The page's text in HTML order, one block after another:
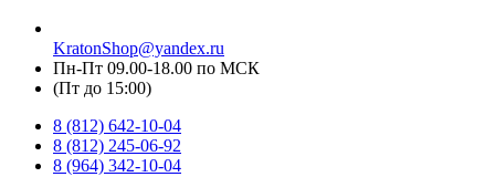
KratonShop@yandex.ru
Пн-Пт 09.00-18.00 по МСК
(Пт до 15:00)
8 (812) 642-10-04
8 (812) 245-06-92
8 (964) 342-10-04